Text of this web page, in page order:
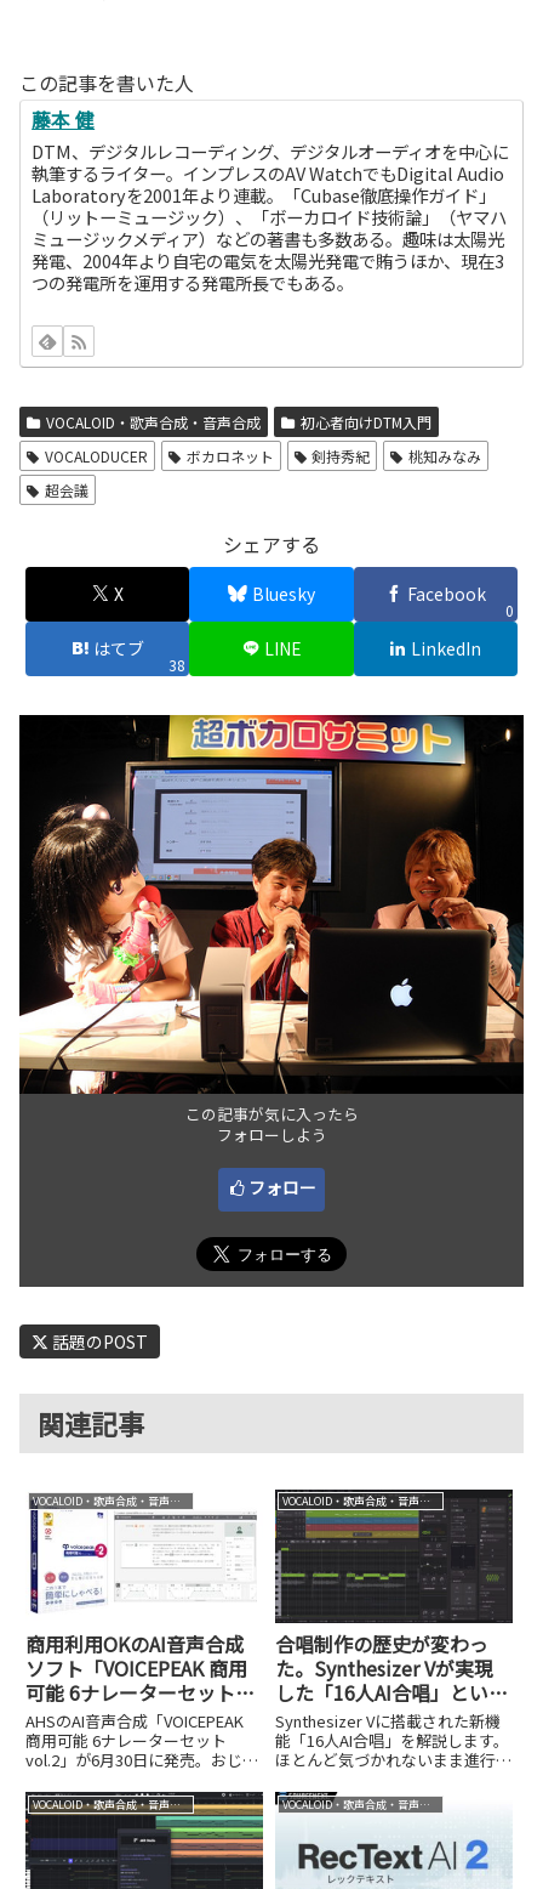
この記事を書いた人
藤本 健
DTM、デジタルレコーディング、デジタルオーディオを中心に
執筆するライター。インプレスのAV WatchでもDigital Audio
Laboratoryを2001年より連載。「Cubase徹底操作ガイド」
（リットーミュージック）、「ボーカロイド技術論」（ヤマハ
ミュージックメディア）などの著書も多数ある。趣味は太陽光
発電、2004年より自宅の電気を太陽光発電で賄うほか、現在3
つの発電所を運用する発電所長でもある。
VOCALOID・歌声合成・音声合成
初心者向けDTM入門
VOCALODUCER
ボカロネット 剣持秀紀
桃知みなみ
超会議
シェアする
X Bluesky Facebook
0
はてブ
38
LINE LinkedIn
この記事が気に入ったら
フォローしよう
フォロー
話題のPOST
関連記事
VOCALOID・歌声合成・音声合成
商用利用OKのAI音声合成
ソフト「VOICEPEAK 商用
可能 6ナレーターセット」
にvol.2登場。4年間で大き
く進化したエンジンととも
に個性豊かな7種の声を収
録
AHSのAI音声合成「VOICEPEAK
商用可能 6ナレーターセット
vol.2」が6月30日に発売。おじい
を収録し、追加ライセンス不要で
商用利用できます。実際に試した
印象とvol.1との違いを紹介しま
す。
VOCALOID・歌声合成・音声合成
合唱制作の歴史が変わっ
た。Synthesizer Vが実現
した「16人AI合唱」という
革命
Synthesizer Vに搭載された新機
能「16人AI合唱」を解説します。
ほとんど気づかれないまま進行し
いて紹介します。
VOCALOID・歌声合成・音声合成 VOCALOID・歌声合成・音声合成